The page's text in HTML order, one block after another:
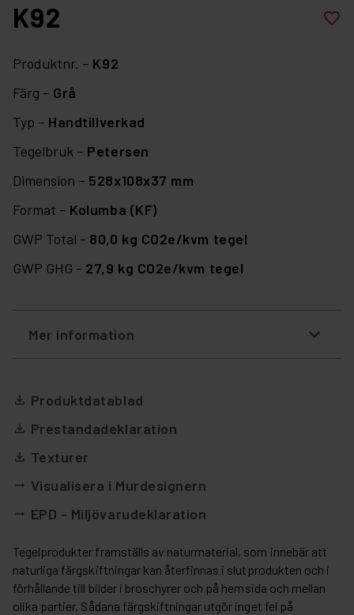
K92 favorite_border
Produktnr. – K92
Färg – Grå
Typ – Handtillverkad
Tegelbruk – Petersen
Dimension – 528x108x37 mm
Format – Kolumba (KF)
GWP Total - 80,0 kg CO2e/kvm tegel
GWP GHG - 27,9 kg CO2e/kvm tegel
Mer information
file_download Produktdatablad
file_download Prestandadeklaration
file_download Texturer
arrow_right_alt Visualisera i Murdesignern
arrow_right_alt EPD - Miljövarudeklaration
Tegelprodukter framställs av naturmaterial, som innebär att
naturliga färgskiftningar kan återfinnas i slutprodukten och i
förhållande till bilder i broschyrer och på hemsida och mellan
olika partier. Sådana färgskiftningar utgör inget fel på